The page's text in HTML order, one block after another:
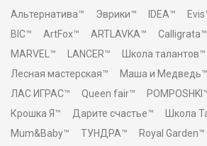
Альтернатива™
Эврики™ IDEA™
BIC™
ArtFox™ ARTLAVKA™ Calligrata™
MARVEL™
LANCER™
Школа талантов™
Лесная мастерская™
Маша и Медведь™
ЛАС ИГРАС™
Queen fair™
Крошка Я™
Дарите счастье™
Школа
Mum&Baby™
ТУНДРА™ Royal Garden™